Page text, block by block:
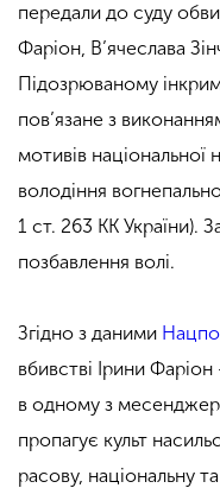
передали до суду
Фаріон, В’ячеслава
Підозрюваному
пов’язане з
мотивів
володіння
1 ст. 263 КК України).
позбавлення волі.
Згідно з даними
вбивстві Ірини
в одному з
пропагує культ
расову, національну